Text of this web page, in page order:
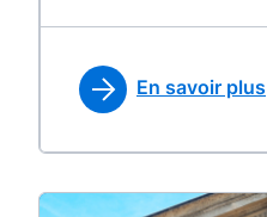
En savoir plus